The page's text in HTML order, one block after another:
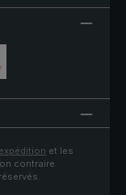
et les
contraire.